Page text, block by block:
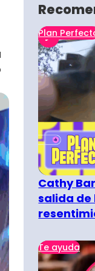
Plan
Cathy
salida de
Te ayuda